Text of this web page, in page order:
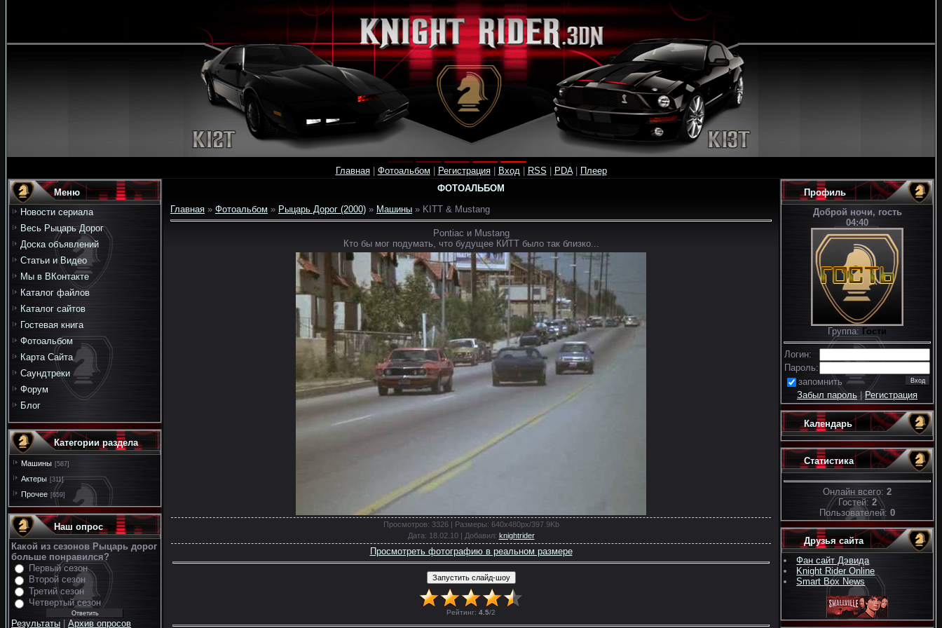
Главная| Фотоальбом Регистрация| Вход| RSS PDA| Плеер
Меню
Новости сериала
Весь Рыцарь Дорог
Доска объявлений
Статьи и Видео
Мы в ВКонтакте
Каталог файлов
Каталог сайтов
Гостевая книга
Фотоальбом
Карта Сайта
Саундтреки
Форум
Блог
Категории раздела
Машины [587]
Актеры [311]
Прочее [659]
Наш опрос
Какой из сезонов Рыцарь дорог
больше понравился?
Первый сезон
Второй сезон
Третий сезон
Четвертый сезон
Результаты
Архив опросов
ФОТОАЛЬБОМ
Главная » Фотоальбом » Рыцарь Дорог (2000) » Машины » KITT & Mustang
Pontiac и Mustang
Кто бы мог подумать, что будущее КИТТ было так близко...
Просмотров: 3326 | Размеры: 640x480px/397.9Kb
Дата: 18.02.10 | Добавил: knightrider
Просмотреть фотографию в реальном размере
Рейтинг: 4.5/2
Профиль
Доброй ночи, гость
04:40
Группа: Гости
Логин:
Пароль:
запомнить
Забыл пароль|Регистрация
Календарь
Статистика
Онлайн всего: 2
Гостей: 2
Пользователей: 0
Друзья сайта
Фан сайт Дэвида
Knight Rider Online
Smart Box News